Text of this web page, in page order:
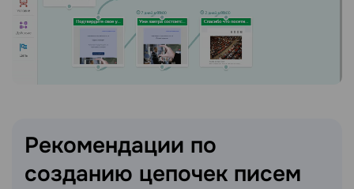
Рекомендации по
созданию цепочек писем